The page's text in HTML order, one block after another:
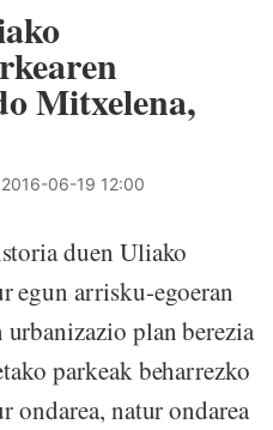
Mitxelena,
2016-06-19 12:00
duen Uliako
egun arrisku-egoeran
plan berezia
parkeak beharrezko
natur ondarea